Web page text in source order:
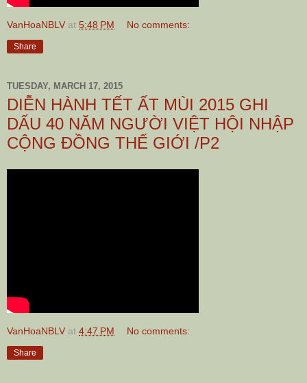
VanHoaNBLV at 5:48 PM No comments:
Share
TUESDAY, MARCH 17, 2015
DIỄN HÀNH TẾT ẤT MÙI 2015 GHI
DẤU 40 NĂM NGƯỜI VIỆT HỘI NHẬP
CỘNG ĐỒNG THẾ GIỚI /P2
VanHoaNBLV at 4:47 PM No comments:
Share